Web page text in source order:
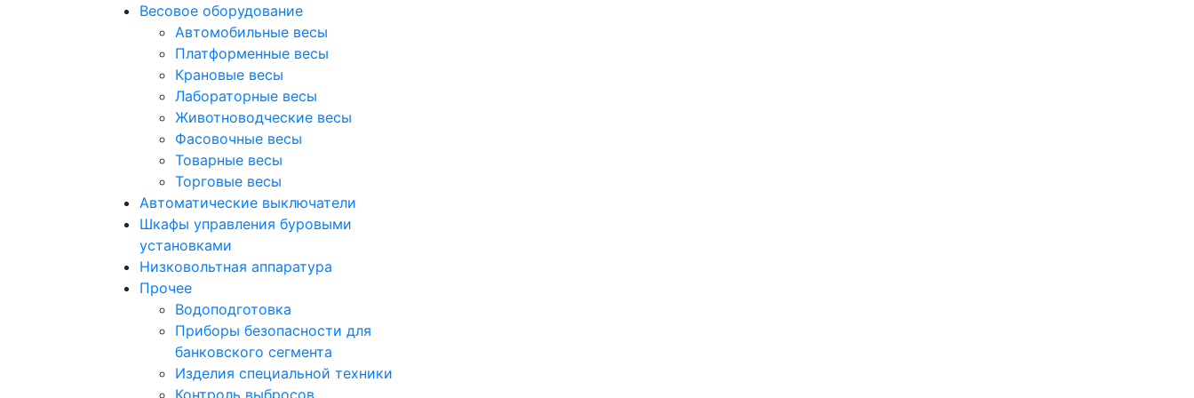
Весовое оборудование
Автомобильные весы
Платформенные весы
Крановые весы
Лабораторные весы
Животноводческие весы
Фасовочные весы
Товарные весы
Торговые весы
Автоматические выключатели
Шкафы управления буровыми
установками
Низковольтная аппаратура
Прочее
Водоподготовка
Приборы безопасности для
банковского сегмента
Изделия специальной техники
Контроль выбросов